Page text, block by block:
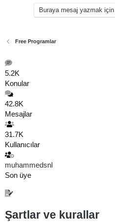
Buraya mesaj yazmak
Free Programlar
5.2K
Konular
42.8K
Mesajlar
31.7K
Kullanıcılar
muhammedsnl
Son üye
Şartlar ve kurallar